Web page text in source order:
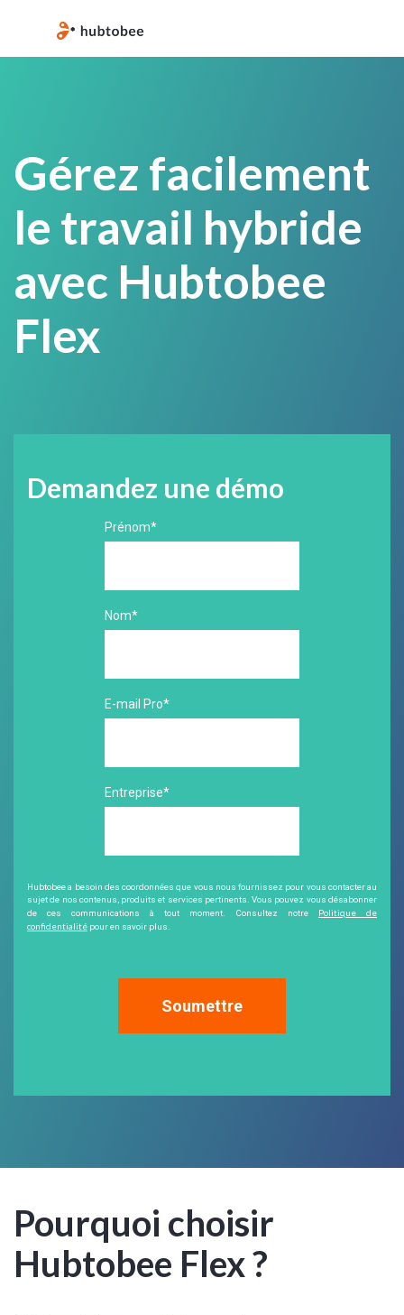
Gérez facilement
le travail hybride
avec Hubtobee
Flex
Demandez une démo
Prénom*
Nom*
E-mail Pro*
Entreprise*
Hubtobee a besoin des coordonnées que vous nous fournissez pour vous contacter au
sujet de nos contenus, produits et services pertinents. Vous pouvez vous désabonner
de ces communications à tout moment. Consultez notre Politique de
confidentialité pour en savoir plus.
Pourquoi choisir
Hubtobee Flex ?